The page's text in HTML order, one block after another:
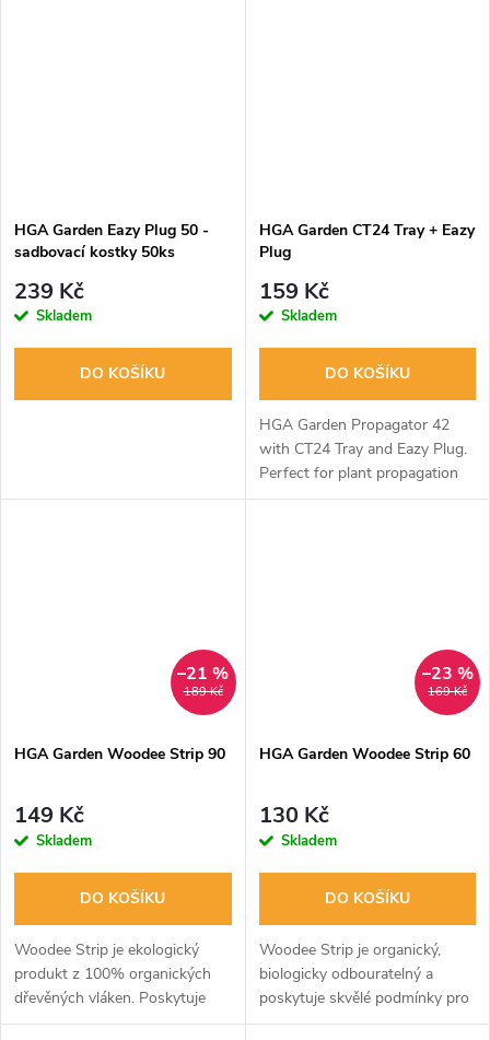
HGA Garden Eazy Plug 50 -
sadbovací kostky 50ks
239 Kč
Skladem
DO KOŠÍKU
HGA Garden CT24 Tray + Eazy
Plug
159 Kč
Skladem
DO KOŠÍKU
HGA Garden Propagator 42
with CT24 Tray and Eazy Plug.
Perfect for plant propagation
with 24 Eazy Plug cubes. Tray
189 Kč
–21 %
HGA Garden Woodee Strip 90
149 Kč
Skladem
DO KOŠÍKU
Woodee Strip je ekologický
produkt z 100% organických
dřevěných vláken. Poskytuje
skvělé podmínky pro klíčení
169 Kč
–23 %
HGA Garden Woodee Strip 60
130 Kč
Skladem
DO KOŠÍKU
Woodee Strip je organický,
biologicky odbouratelný a
poskytuje skvělé podmínky pro
klíčení rostlin. Vyroben z